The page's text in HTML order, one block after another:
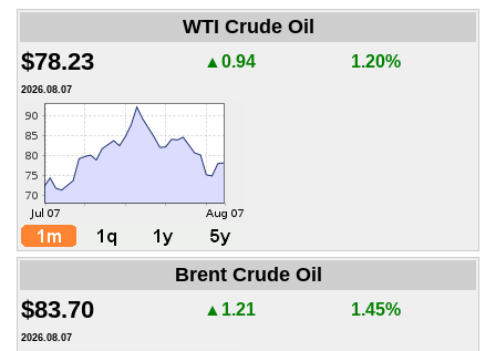
WTI Crude Oil
$78.23 ▲0.94 1.20%
2026.08.07
Brent Crude Oil
$83.70 ▲1.21 1.45%
2026.08.07